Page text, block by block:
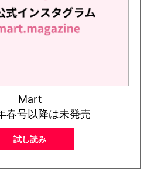
Mart
春号以降は未発売
試し読み